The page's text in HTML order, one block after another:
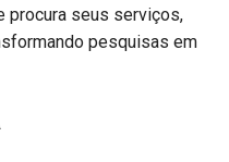
procura seus serviços,
pesquisas em